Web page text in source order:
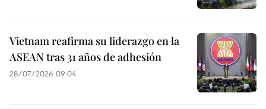
Vietnam reafirma su liderazgo en la
ASEAN tras 31 años de adhesión
28/07/2026 09:04